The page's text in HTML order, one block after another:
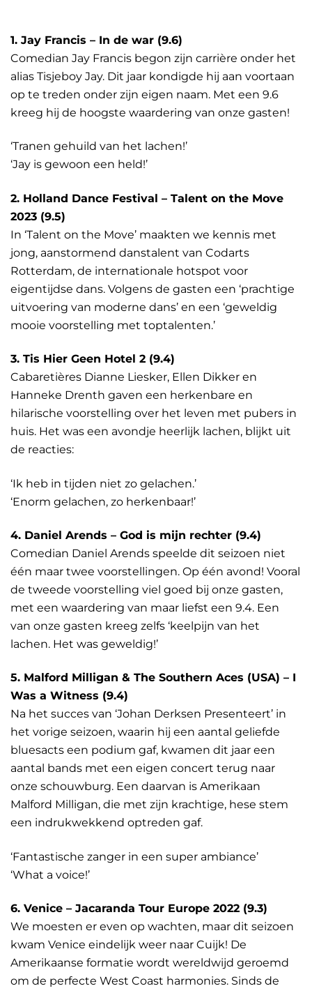
1. Jay Francis – In de war (9.6)
Comedian Jay Francis begon zijn carrière onder het
alias Tisjeboy Jay. Dit jaar kondigde hij aan voortaan
op te treden onder zijn eigen naam. Met een 9.6
kreeg hij de hoogste waardering van onze gasten!
‘Tranen gehuild van het lachen!’
‘Jay is gewoon een held!’
2. Holland Dance Festival – Talent on the Move
2023 (9.5)
In ‘Talent on the Move’ maakten we kennis met
jong, aanstormend danstalent van Codarts
Rotterdam, de internationale hotspot voor
eigentijdse dans. Volgens de gasten een ‘prachtige
uitvoering van moderne dans’ en een ‘geweldig
mooie voorstelling met toptalenten.’
3. Tis Hier Geen Hotel 2 (9.4)
Cabaretières Dianne Liesker, Ellen Dikker en
Hanneke Drenth gaven een herkenbare en
hilarische voorstelling over het leven met pubers in
huis. Het was een avondje heerlijk lachen, blijkt uit
de reacties:
‘Ik heb in tijden niet zo gelachen.’
‘Enorm gelachen, zo herkenbaar!’
4. Daniel Arends – God is mijn rechter (9.4)
Comedian Daniel Arends speelde dit seizoen niet
één maar twee voorstellingen. Op één avond! Vooral
de tweede voorstelling viel goed bij onze gasten,
met een waardering van maar liefst een 9.4. Een
van onze gasten kreeg zelfs ‘keelpijn van het
lachen. Het was geweldig!’
5. Malford Milligan & The Southern Aces (USA) – I
Was a Witness (9.4)
Na het succes van ‘Johan Derksen Presenteert’ in
het vorige seizoen, waarin hij een aantal geliefde
bluesacts een podium gaf, kwamen dit jaar een
aantal bands met een eigen concert terug naar
onze schouwburg. Een daarvan is Amerikaan
Malford Milligan, die met zijn krachtige, hese stem
een indrukwekkend optreden gaf.
‘Fantastische zanger in een super ambiance’
‘What a voice!’
6. Venice – Jacaranda Tour Europe 2022 (9.3)
We moesten er even op wachten, maar dit seizoen
kwam Venice eindelijk weer naar Cuijk! De
Amerikaanse formatie wordt wereldwijd geroemd
om de perfecte West Coast harmonies. Sinds de